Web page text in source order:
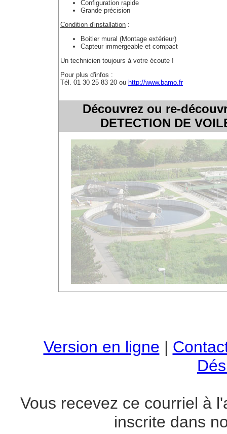
Configuration rapide
Grande précision
Condition d'installation :
Boitier mural (Montage extérieur)
Capteur immergeable et compact
Un technicien toujours à votre écoute !
Pour plus d'infos :
Tél. 01 30 25 83 20 ou http://www.bamo.fr
Découvrez ou re-
DETECTION DE
Version en ligne |
Vous recevez ce courriel à
inscrite dans